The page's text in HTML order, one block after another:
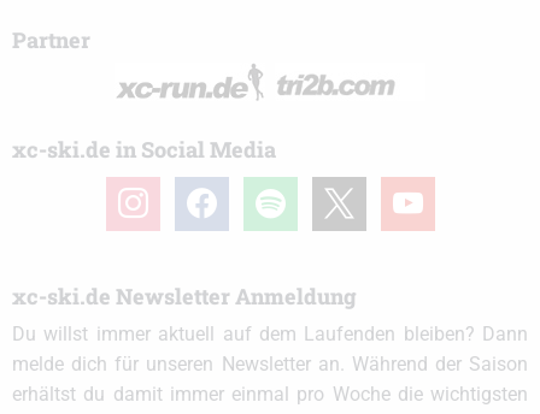
Partner
xc-ski.de in Social Media
instagramfacebook spotify youtube
xc-ski.de Newsletter Anmeldung
Du willst immer aktuell auf dem Laufenden bleiben? Dann
melde dich für unseren Newsletter an. Während der Saison
erhältst du damit immer einmal pro Woche die wichtigsten